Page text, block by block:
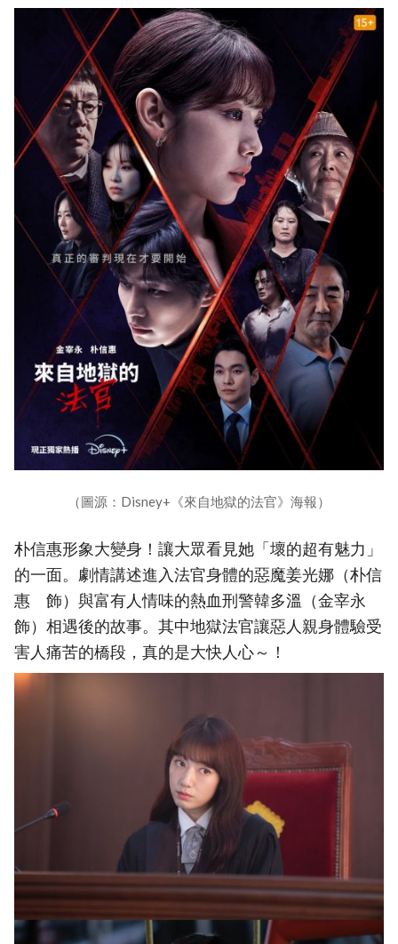
（圖源：Disney+《來自地獄的法官》海報）
朴信惠形象大變身！讓大眾看見她「壞的超有魅力」
的一面。劇情講述進入法官身體的惡魔姜光娜（朴信
惠 飾）與富有人情味的熱血刑警韓多溫（金宰永
飾）相遇後的故事。其中地獄法官讓惡人親身體驗受
害人痛苦的橋段，真的是大快人心～！